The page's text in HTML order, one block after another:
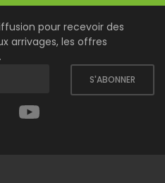
pour recevoir des
arrivages, les offres
S'ABONNER
Facebook